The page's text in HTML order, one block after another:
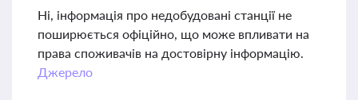
Ні, інформація про недобудовані станції не
поширюється офіційно, що може впливати на
права споживачів на достовірну інформацію.
Джерело